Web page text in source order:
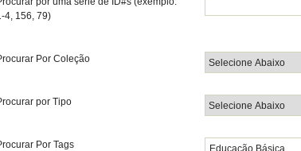
4, 156, 79)
Por Coleção
por Tipo
Por Tags